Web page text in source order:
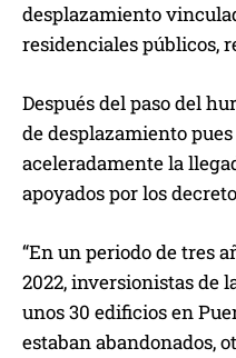
desplazamiento
residenciales públicos,
Después del paso del
de desplazamiento
aceleradamente la
apoyados por los
“En un periodo de tres
2022, inversionistas de
unos 30 edificios en
estaban abandonados,